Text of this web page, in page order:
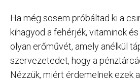
Ha még sosem próbáltad ki a
kihagyod a fehérjék, vitaminok
olyan erőművét, amely anélkül
szervezetedet, hogy a
Nézzük, miért érdemelnek ezek